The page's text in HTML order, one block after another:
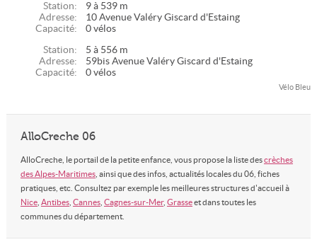
Station:
9 à 539 m
Adresse:
10 Avenue Valéry Giscard d'Estaing
Capacité:
0 vélos
Station:
5 à 556 m
Adresse:
59bis Avenue Valéry Giscard d'Estaing
Capacité:
0 vélos
Vélo Bleu
AlloCreche 06
AlloCreche, le portail de la petite enfance, vous propose la liste descrèches
des Alpes-Maritimes, ainsi que des infos, actualités locales du 06, fiches
pratiques, etc. Consultez par exemple les meilleures structures d'accueil à
Nice, Antibes, Cannes, Cagnes-sur-Mer, Grasseet dans toutes les
communes du département.